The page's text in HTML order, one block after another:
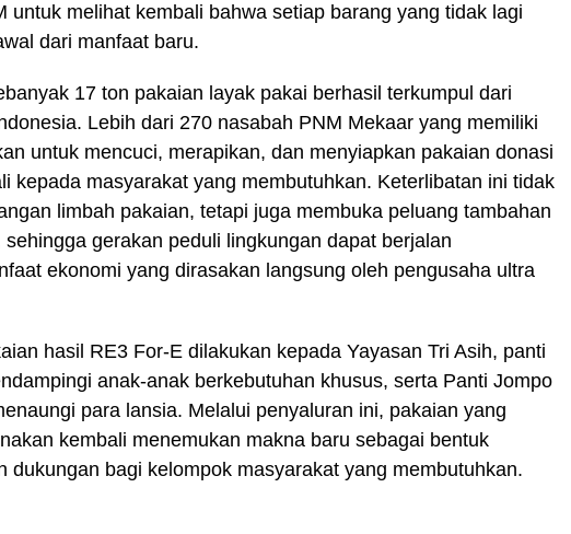
untuk melihat kembali bahwa setiap barang yang tidak lagi
dari manfaat baru.
17 ton pakaian layak pakai berhasil terkumpul dari
Lebih dari 270 nasabah PNM Mekaar yang memiliki
untuk mencuci, merapikan, dan menyiapkan pakaian donasi
kepada masyarakat yang membutuhkan. Keterlibatan ini tidak
limbah pakaian, tetapi juga membuka peluang tambahan
gerakan peduli lingkungan dapat berjalan
ekonomi yang dirasakan langsung oleh pengusaha ultra
hasil RE3 For-E dilakukan kepada Yayasan Tri Asih, panti
anak-anak berkebutuhan khusus, serta Panti Jompo
para lansia. Melalui penyaluran ini, pakaian yang
kembali menemukan makna baru sebagai bentuk
dukungan bagi kelompok masyarakat yang membutuhkan.